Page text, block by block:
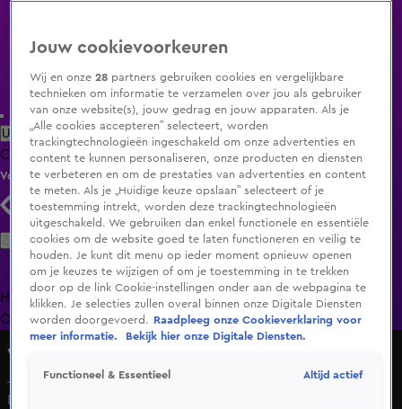
Uitzending Gemist Populaire programma's Zenders Genres
ClipsFilmsRadioSmart TV inlogShop
Volg KIJK
Zoeken
HomeUitzending Gemist Programma's De Bondgenoten
OranjezomerLivestreamsShop
Vandaag Inside
Johan staat bij Vandaag Inside stil bij het overlijden van
Rob de Nijs
Jouw cookievoorkeuren
Wij en onze28 partners gebruiken cookies en vergelijkbare
technieken om informatie te verzamelen over jou als gebruiker
van onze website(s), jouw gedrag en jouw apparaten. Als je
„Alle cookies accepteren” selecteert, worden
trackingtechnologieën ingeschakeld om onze advertenties en
content te kunnen personaliseren, onze producten en diensten
te verbeteren en om de prestaties van advertenties en content
te meten. Als je „Huidige keuze opslaan” selecteert of je
toestemming intrekt, worden deze trackingtechnologieën
uitgeschakeld. We gebruiken dan enkel functionele en essentiële
cookies om de website goed te laten functioneren en veilig te
houden. Je kunt dit menu op ieder moment opnieuw openen
om je keuzes te wijzigen of om je toestemming in te trekken
door op de link Cookie-instellingen onder aan de webpagina te
klikken. Je selecties zullen overal binnen onze Digitale Diensten
worden doorgevoerd.
Raadpleeg onze Cookieverklaring voor
meer informatie.
Bekijk hier onze Digitale Diensten.
Functioneel & Essentieel Altijd actief